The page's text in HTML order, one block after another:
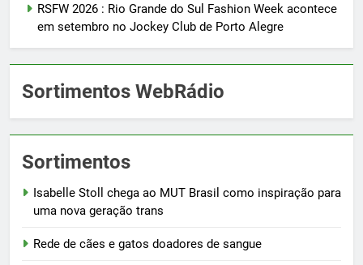
RSFW 2026 : Rio Grande do Sul Fashion Week acontece
em setembro no Jockey Club de Porto Alegre
Sortimentos WebRádio
Sortimentos
Isabelle Stoll chega ao MUT Brasil como inspiração para
uma nova geração trans
Rede de cães e gatos doadores de sangue